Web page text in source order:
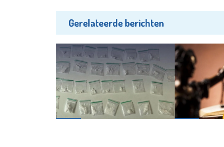
Gerelateerde berichten